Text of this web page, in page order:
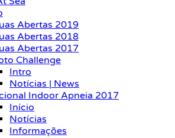
Abertas 2019
Abertas 2018
Abertas 2017
Challenge
Intro
Notícias | News
Indoor Apneia 2017
Início
Notícias
Informações